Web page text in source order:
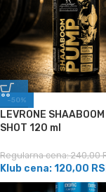
-50%
LEVRONE
SHOT 120 ml
Regularna cena:240,00
Klub cena:120,00